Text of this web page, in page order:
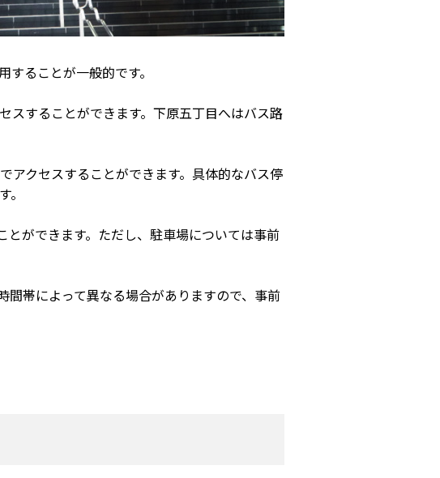
ることが一般的です。
スすることができます。下原五丁目へはバス路
アクセスすることができます。具体的なバス停
ができます。ただし、駐車場については事前
帯によって異なる場合がありますので、事前